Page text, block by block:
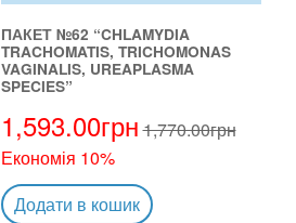
ПАКЕТ №62 “CHLAMYDIA
TRACHOMATIS, TRICHOMONAS
VAGINALIS, UREAPLASMA
SPECIES”
1,593.00грн1,770.00грн
Економія 10%
Додати в кошик